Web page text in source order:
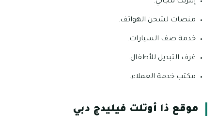
منصات لشحن الهواتف.
خدمة صف السيارات.
غرف التبديل للأطفال.
مكتب خدمة العملاء.
موقع ذا أوتلت فيليدج دبي